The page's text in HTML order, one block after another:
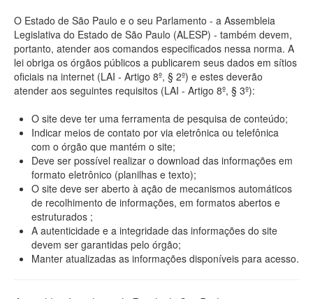
O Estado de São Paulo e o seu Parlamento - a Assembleia
Legislativa do Estado de São Paulo (ALESP) - também devem,
portanto, atender aos comandos especificados nessa norma. A
lei obriga os órgãos públicos a publicarem seus dados em sítios
oficiais na internet (LAI - Artigo 8º, § 2º) e estes deverão
atender aos seguintes requisitos (LAI - Artigo 8º, § 3º):
O site deve ter uma ferramenta de pesquisa de conteúdo;
Indicar meios de contato por via eletrônica ou telefônica
com o órgão que mantém o site;
Deve ser possível realizar o download das informações em
formato eletrônico (planilhas e texto);
O site deve ser aberto à ação de mecanismos automáticos
de recolhimento de informações, em formatos abertos e
estruturados ;
A autenticidade e a integridade das informações do site
devem ser garantidas pelo órgão;
Manter atualizadas as informações disponíveis para acesso.